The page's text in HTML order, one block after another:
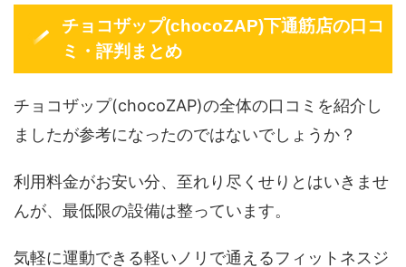
チョコザップ(chocoZAP)下通筋店の口コ
ミ・評判まとめ
チョコザップ(chocoZAP)の全体の口コミを紹介し
ましたが参考になったのではないでしょうか？
利用料金がお安い分、至れり尽くせりとはいきませ
んが、最低限の設備は整っています。
気軽に運動できる軽いノリで通えるフィットネスジ